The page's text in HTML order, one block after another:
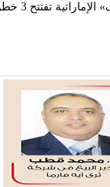
تفتتح 3 خطوط إنتاج